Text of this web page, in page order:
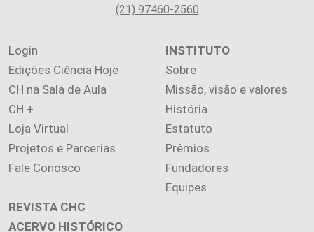
(21) 97460-2560
Login
Edições Ciência Hoje
CH na Sala de Aula
CH +
Loja Virtual
Projetos e Parcerias
Fale Conosco
INSTITUTO
Sobre
Missão, visão e valores
História
Estatuto
Prêmios
Fundadores
Equipes
REVISTA CHC
ACERVO HISTÓRICO